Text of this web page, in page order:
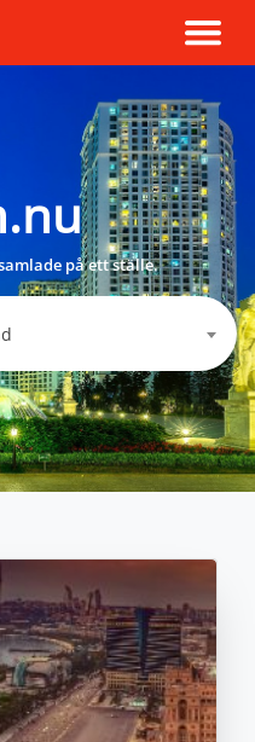
på ett ställe.